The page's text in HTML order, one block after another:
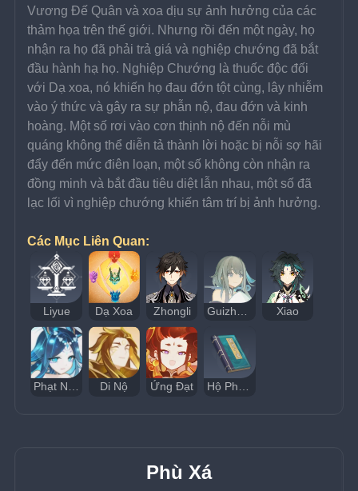
Vương Đế Quân và xoa dịu sự ảnh hưởng của các
thảm họa trên thế giới. Nhưng rồi đến một ngày, họ
nhận ra họ đã phải trả giá và nghiệp chướng đã bắt
đầu hành hạ họ. Nghiệp Chướng là thuốc độc đối
với Dạ xoa, nó khiến họ đau đớn tột cùng, lây nhiễm
vào ý thức và gây ra sự phẫn nộ, đau đớn và kinh
hoàng. Một số rơi vào cơn thịnh nộ đến nỗi mù
quáng không thể diễn tả thành lời hoặc bị nỗi sợ hãi
đẩy đến mức điên loạn, một số không còn nhận ra
đồng minh và bắt đầu tiêu diệt lẫn nhau, một số đã
lạc lối vì nghiệp chướng khiến tâm trí bị ảnh hưởng.
Các Mục Liên Quan:
Liyue Dạ Xoa Zhongli Guizhong Xiao
Phạt Nan Di Nộ Ứng Đạt Hộ Pháp Tiên Chúng Dạ Xoa
Phù Xá